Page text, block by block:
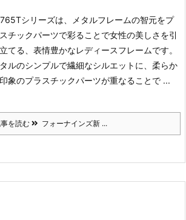
シリーズは、メタルフレームの智元をプ
チックパーツで彩ることで女性の美しさを引
てる、表情豊かなレディースフレームです。
タルのシンプルで繊細なシルエットに、柔らか
象のプラスチックパーツが重なることで ...
を読む フォーナインズ新 ...